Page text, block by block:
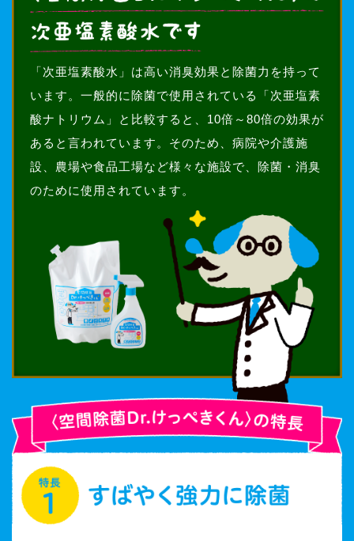
「次亜塩素酸水」は高い消臭効果と除菌力を持って
います。一般的に除菌で使用されている「次亜塩素
酸ナトリウム」と比較すると、10倍～80倍の効果が
あると言われています。そのため、病院や介護施
設、農場や食品工場など様々な施設で、除菌・消臭
のために使用されています。